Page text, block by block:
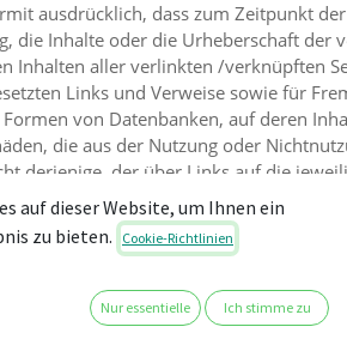
ausdrücklich, dass zum Zeitpunkt
die Inhalte oder die Urheberschaft
Inhalten aller verlinkten /verknüpften
Links und Verweise sowie für
von Datenbanken, auf deren
die aus der Nutzung oder
derjenige, der über Links auf die
und
in allen Publikationen die
auf dieser Website, um Ihnen ein
zu bieten.
Cookie-Richtlinien
Nur essentielle Ich stimme zu